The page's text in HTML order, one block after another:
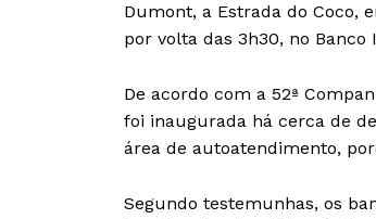
Dumont, a Estrada do Coco,
por volta das 3h30, no
De acordo com a 52ª
foi inaugurada há cerca de
área de autoatendimento,
Segundo testemunhas, os